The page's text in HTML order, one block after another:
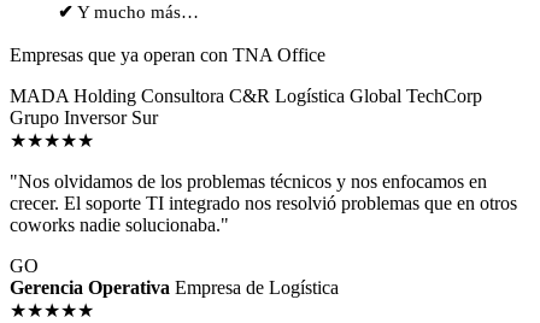
✔ Y mucho más…
Empresas que ya operan con TNA Office
MADA Holding Consultora C&R Logística Global TechCorp
Grupo Inversor Sur
★★★★★
"Nos olvidamos de los problemas técnicos y nos enfocamos en
crecer. El soporte TI integrado nos resolvió problemas que en otros
coworks nadie solucionaba."
GO
Gerencia Operativa Empresa de Logística
★★★★★